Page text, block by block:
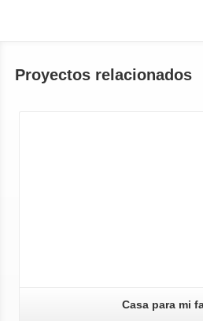
Proyectos relacionados
Casa para mi